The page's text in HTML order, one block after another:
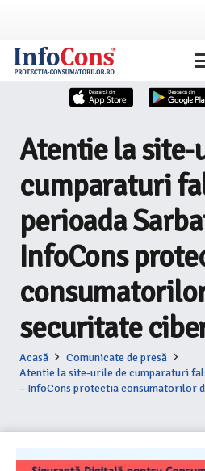
Atentie la site-
cumparaturi
perioada
InfoCons
securitate
Acasă
Comunicate de presă
Atentie la site-urile de cumparaturi
– InfoCons protectia consumatorilor